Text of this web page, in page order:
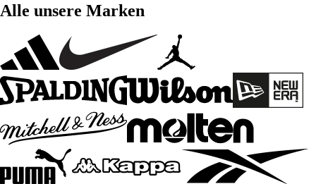
Alle unsere Marken